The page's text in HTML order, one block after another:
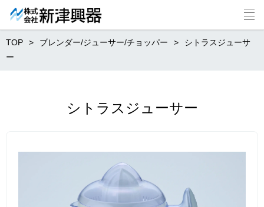
TOP ブレンダー/ジューサー/チョッパー
シトラスジューサ
ー
シトラスジューサー